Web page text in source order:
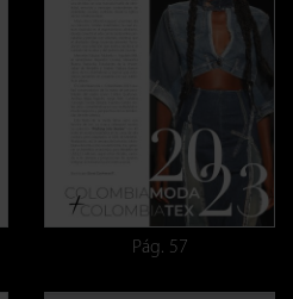
Pág. 57